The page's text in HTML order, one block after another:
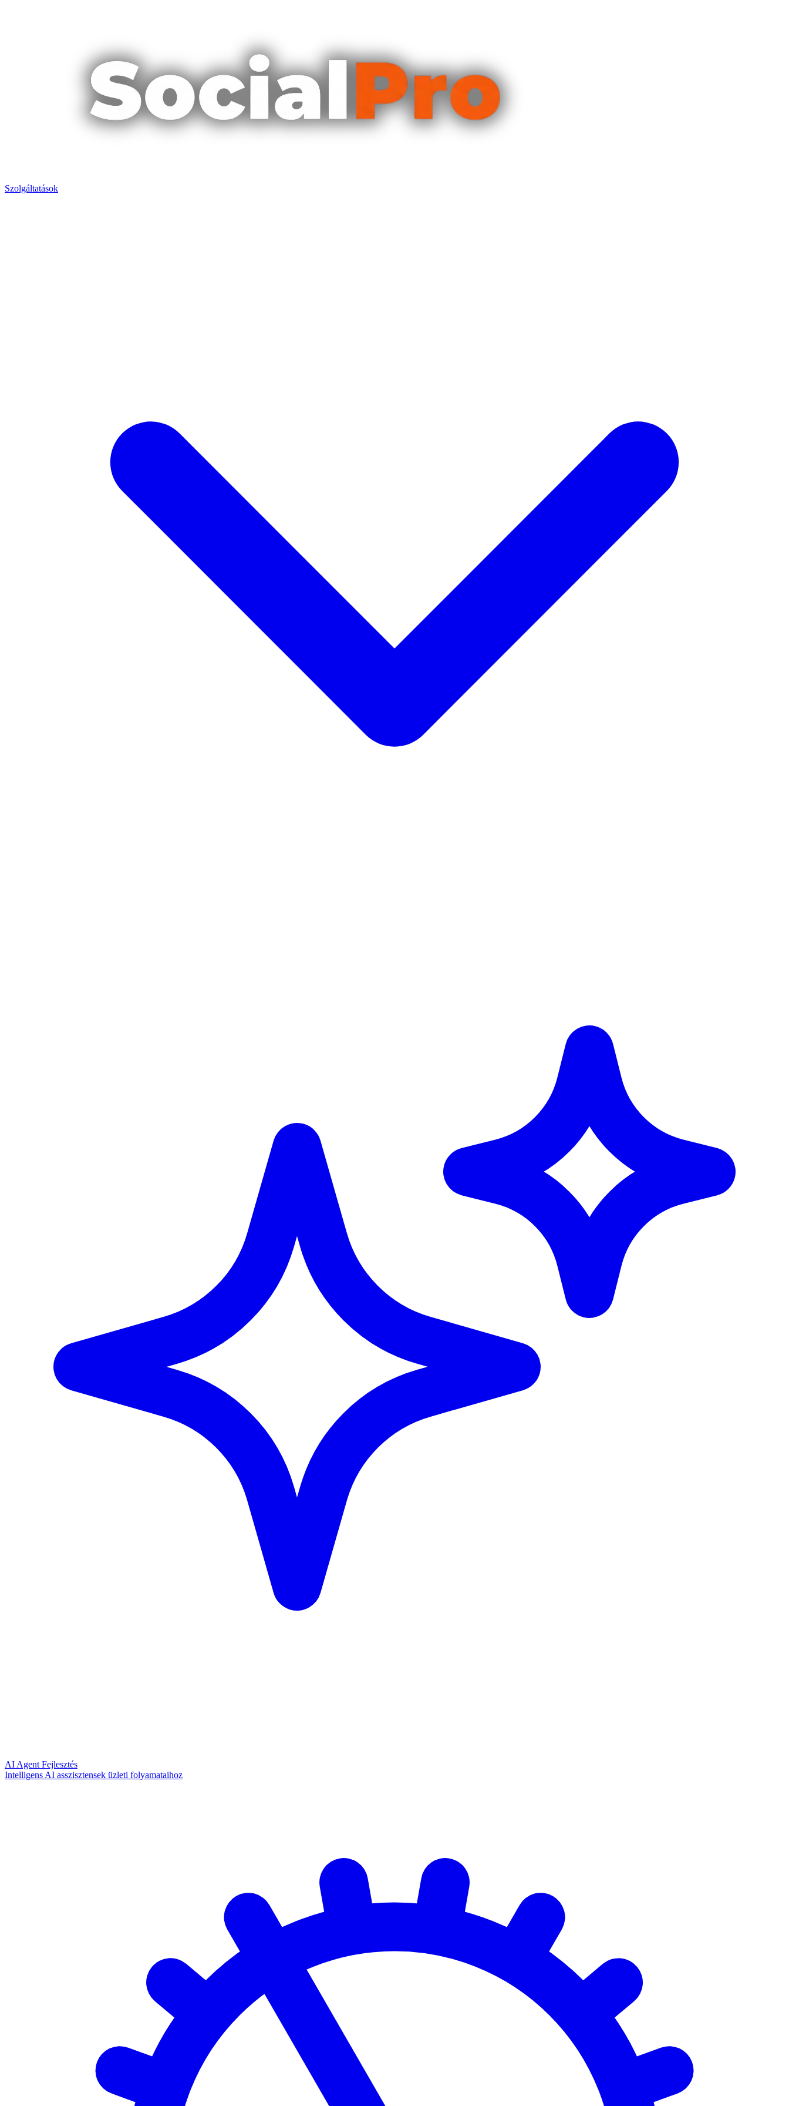
Szolgáltatások
AI Agent Fejlesztés
Intelligens AI asszisztensek üzleti folyamataihoz